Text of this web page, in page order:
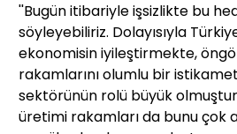
''Bugün itibariyle işsizlikte bu
söyleyebiliriz. Dolayısıyla
ekonomisin iyileştirmekte,
rakamlarını olumlu bir
sektörünün rolü büyük
üretimi rakamları da bunu çok